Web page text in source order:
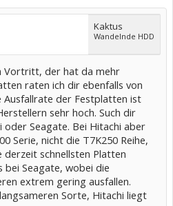
Kaktus
Wandelnde HDD
Vortritt, der hat da mehr
raten ich dir ebenfalls von
Ausfallrate der Festplatten ist
sehr hoch. Such dir
oder Seagate. Bei Hitachi aber
Serie, nicht die T7K250 Reihe,
schnellsten Platten
Seagate, wobei die
extrem gering ausfallen.
Sorte, Hitachi liegt